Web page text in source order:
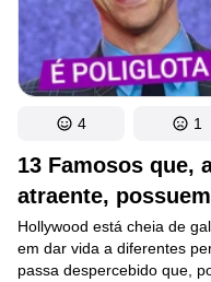
13 Famosos que,
atraente,
Hollywood está cheia de
em dar vida a diferentes
passa despercebido que,
4 1